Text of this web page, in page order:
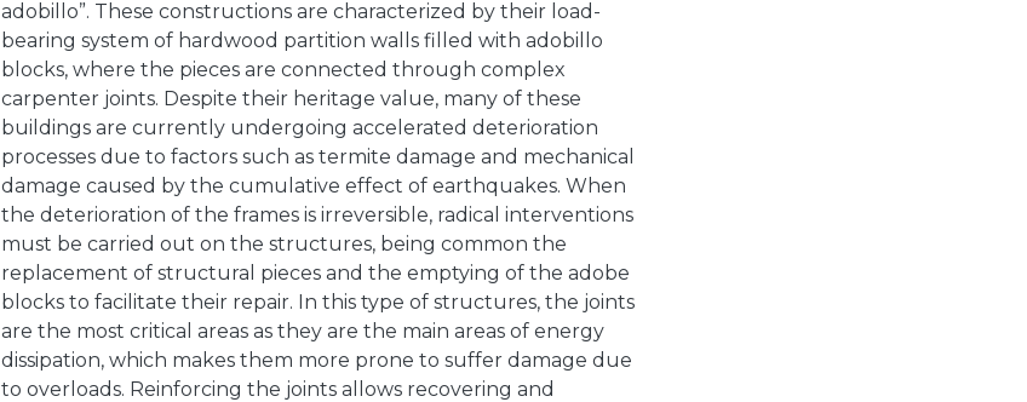
adobillo”. These constructions are characterized by their load-
bearing system of hardwood partition walls filled with adobillo
blocks, where the pieces are connected through complex
carpenter joints. Despite their heritage value, many of these
buildings are currently undergoing accelerated deterioration
processes due to factors such as termite damage and mechanical
damage caused by the cumulative effect of earthquakes. When
the deterioration of the frames is irreversible, radical interventions
must be carried out on the structures, being common the
replacement of structural pieces and the emptying of the adobe
blocks to facilitate their repair. In this type of structures, the joints
are the most critical areas as they are the main areas of energy
dissipation, which makes them more prone to suffer damage due
to overloads. Reinforcing the joints allows recovering and